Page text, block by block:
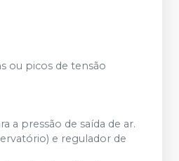
ou picos de tensão
a pressão de saída de ar.
e regulador de